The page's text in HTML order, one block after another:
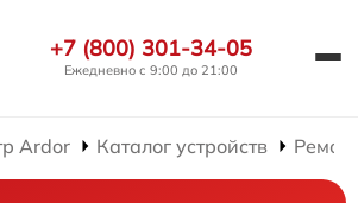
+7 (800) 301-34-05
Ежедневно с 9:00 до 21:00
Ardor Каталог устройств